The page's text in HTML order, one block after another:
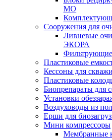
МО
Сооружения для
Ливневые
ЭКОРА
Фильтрующие
Пластиковые
Кессоны для
Пластиковые
Биопрепараты для
Установки
Воздуховоды из
Ерши для
Мини компрессоры
Мембранные